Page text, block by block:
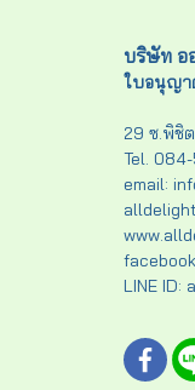
บริษัท อ
ใบอนุญา
29 ซ.พิชิ
Tel.
email:
LINE ID: